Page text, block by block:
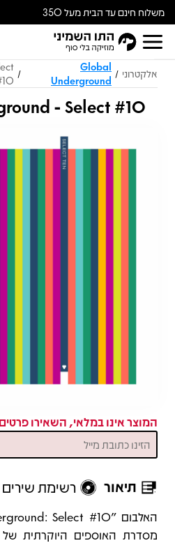
משלוח חינם עד הבית מעל 350
ש״ח
אלקטרוני /
Global
Underground
/
- Select #10
המוצר אינו במלאי, השאירו
תיאור רשימת שירים